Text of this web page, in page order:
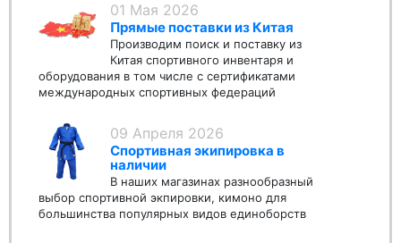
01 Мая 2026
Прямые поставки из Китая
Производим поиск и поставку из
Китая спортивного инвентаря и
оборудования в том числе с сертификатами
международных спортивных федераций
09 Апреля 2026
Спортивная экипировка в
наличии
В наших магазинах разнообразный
выбор спортивной экпировки, кимоно для
большинства популярных видов единоборств